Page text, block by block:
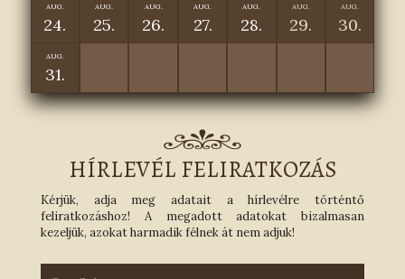
AUG.
24.
AUG.
25.
AUG.
26.
AUG.
27.
AUG.
28.
AUG.
29.
AUG.
30.
AUG.
31.
HÍRLEVÉL FELIRATKOZÁS
Kérjük, adja meg adatait a hírlevélre történtő
feliratkozáshoz! A megadott adatokat bizalmasan
kezeljük, azokat harmadik félnek át nem adjuk!